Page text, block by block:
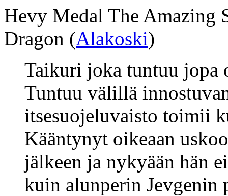
Hevy Medal The Amazing
Dragon (Alakoski)
Taikuri joka tuntuu jopa
Tuntuu välillä
itsesuojeluvaisto toimii
Kääntynyt oikeaan
jälkeen ja nykyään hän
kuin alunperin Jevgenin